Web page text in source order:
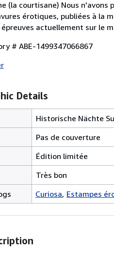
(la courtisane) Nous
érotiques, publiées à la
actuellement sur le
# ABE-1499347066867
Details
Historische Nächte
Pas de couverture
Édition limitée
Très bon
Curiosa Estampes